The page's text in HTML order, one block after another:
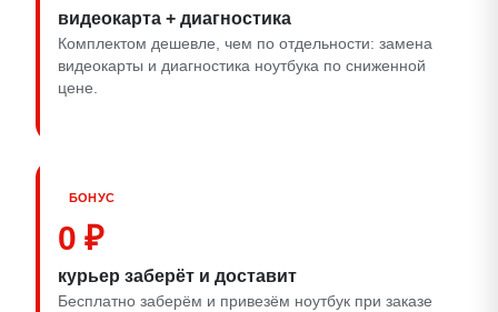
видеокарта + диагностика
Комплектом дешевле, чем по отдельности: замена
видеокарты и диагностика ноутбука по сниженной
цене.
БОНУС
0 ₽
курьер заберёт и доставит
Бесплатно заберём и привезём ноутбук при заказе